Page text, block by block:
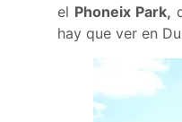
el Phoneix Park,
hay que ver en